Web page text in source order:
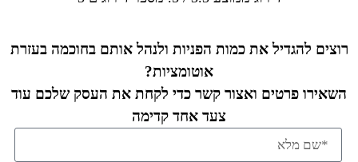
רוצים להגדיל את כמות הפניות ולנהל אותם בחוכמה בעזרת
אוטומציות?
השאירו פרטים ואצור קשר כדי לקחת את העסק שלכם עוד
צעד אחד קדימה